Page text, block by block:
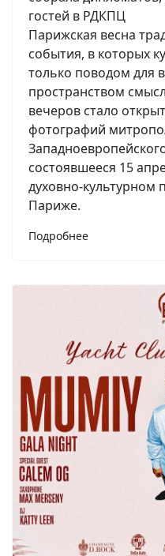
гостей в РДКПЦ
Парижская весна
события, в которых
только поводом для
пространством
вечеров стало
фотографий
состоявшееся 15
духовно-культурном
Париже.
Подробнее